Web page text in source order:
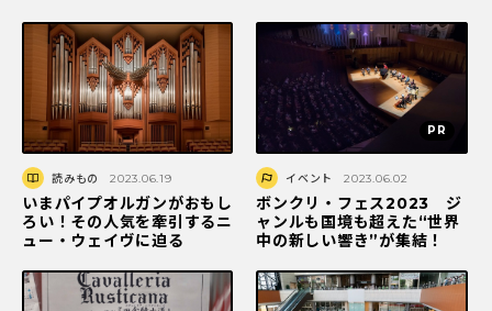
読みもの 2023.06.19
いまパイプオルガンがおもし
ろい！その人気を牽引するニ
ュー・ウェイヴに迫る
イベント 2023.06.02
ボンクリ・フェス2023 ジ
ャンルも国境も超えた“世界
中の新しい響き”が集結！